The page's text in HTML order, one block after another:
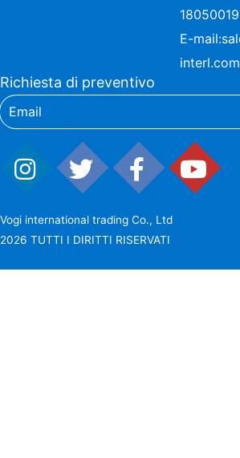
E-mail:
interl.com
Richiesta di preventivo
Vogi international trading Co., Ltd
2026 TUTTI I DIRITTI RISERVATI